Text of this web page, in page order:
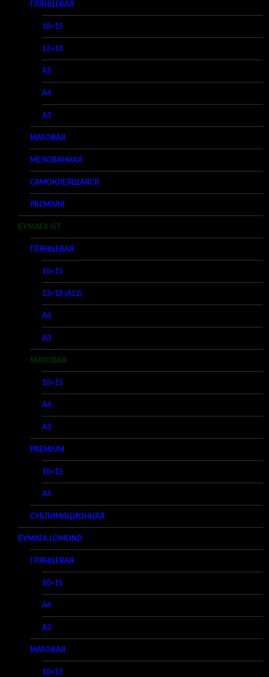
ГЛЯНЦЕВАЯ
10×15
13×18
A5
A4
A3
МАТОВАЯ
МЕЛОВАННАЯ
САМОКЛЕЯЩАЯСЯ
PREMIUM
БУМАГА IST
ГЛЯНЦЕВАЯ
10×15
13×18 (A12)
A4
A3
МАТОВАЯ
10×15
A4
A3
PREMIUM
10×15
A4
СУБЛИМАЦИОННАЯ
БУМАГА LOMOND
ГЛЯНЦЕВАЯ
10×15
A4
A3
МАТОВАЯ
10×15